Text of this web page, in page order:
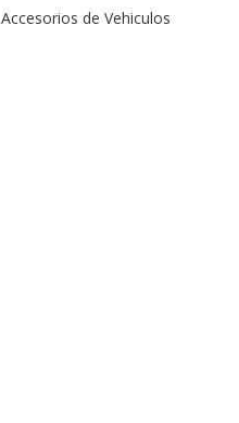
Accesorios de Vehiculos